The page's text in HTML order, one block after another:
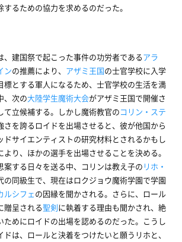
るための協力を求めるのだった。
、建国祭で起こった事件の功労者であるアラ
ンの推薦により、 アザミ王国の士官学校に入学
標とする軍人になるため、士官学校の生活を満
、次の大陸学生魔術大会がアザミ王国で開催さ
て立候補する。しかし魔術教官のコリン・ステ
さを誇るロイドを出場させると、彼が他国から
ドサイエンティストの研究材料とされるかもし
り、ほかの選手を出場させることを決める。
案する日々を送る中、コリンは教え子の リホ・
の同級生で、現在はロクジョウ魔術学園で学園
ルシフェの因縁を聞かされる。さらに、ロール
贈呈される聖剣に執着する理由も聞かされ、絶
ためにロイドの出場を認めるのだった。こうし
は、ロールと決着をつけたいと願うリホと、